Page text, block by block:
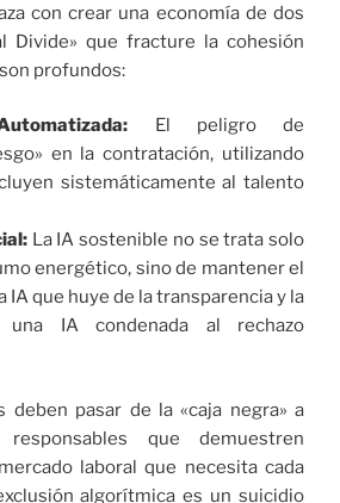
con crear una economía de dos
Divide» que fracture la cohesión
profundos:
El peligro de
en la contratación, utilizando
sistemáticamente al talento
La IA sostenible no se trata solo
energético, sino de mantener el
IA que huye de la transparencia y la
una IA condenada al rechazo
deben pasar de la «caja negra» a
que demuestren
laboral que necesita cada
algorítmica es un suicidio